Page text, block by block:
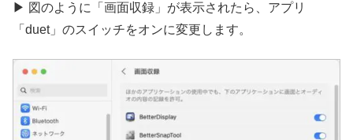
▶︎ 図のように「画面収録」が表示されたら、アプリ
「duet」のスイッチをオンに変更します。